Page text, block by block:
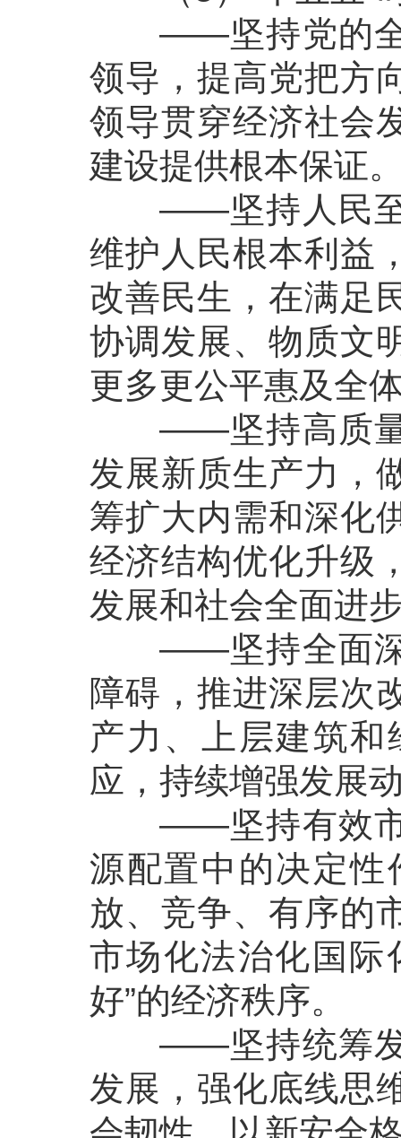
——坚持党的全
领导，提高党把方
领导贯穿经济社会
建设提供根本保证
——坚持人民至
维护人民根本利益
改善民生，在满足
协调发展、物质文
更多更公平惠及全
——坚持高质量
发展新质生产力，
筹扩大内需和深化
经济结构优化升级
发展和社会全面进
——坚持全面深
障碍，推进深层次
产力、上层建筑
应，持续增强发展
——坚持有效市
源配置中的决定
放、竞争、有序的
市场化法治化国际
好”的经济秩序。
——坚持统筹发
发展，强化底线思